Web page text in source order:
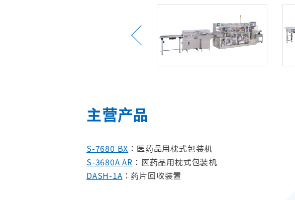
主营产品
S-7680 BX ：医药品用枕式包装机
S-3680A AR ：医药品用枕式包装机
DASH-1A ：药片回收装置